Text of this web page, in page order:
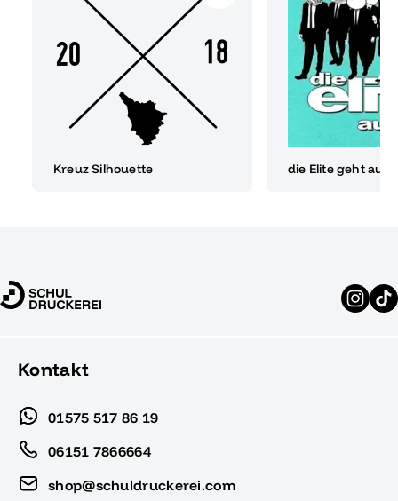
Kreuz Silhouette die Elite geht auf
Kontakt
01575 517 86 19
06151 7866664
shop@schuldruckerei.com